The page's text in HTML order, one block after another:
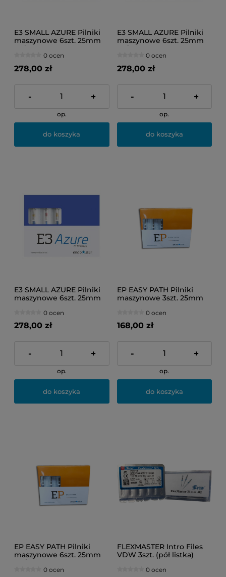
E3 SMALL AZURE Pilniki
maszynowe 6szt. 25mm
0 ocen
278,00 zł
- +
op.
do koszyka
E3 SMALL AZURE Pilniki
maszynowe 6szt. 25mm
0 ocen
278,00 zł
- +
op.
do koszyka
E3 SMALL AZURE Pilniki
maszynowe 6szt. 25mm
0 ocen
278,00 zł
- +
op.
do koszyka
EP EASY PATH Pilniki
maszynowe 3szt. 25mm
0 ocen
168,00 zł
- +
op.
do koszyka
EP EASY PATH Pilniki
maszynowe 6szt. 25mm
(14/04)
0 ocen
FLEXMASTER Intro Files
VDW 3szt. (pół listka)
0 ocen